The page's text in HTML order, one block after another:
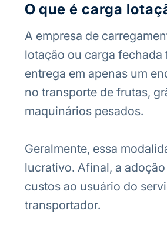
O que é carga
A empresa de
lotação ou carga
entrega em apenas um
no transporte de frutas,
maquinários pesados.
Geralmente, essa
lucrativo. Afinal, a
custos ao usuário do
transportador.